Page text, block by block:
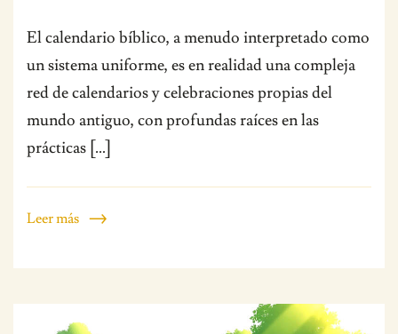
El calendario bíblico, a menudo interpretado como
un sistema uniforme, es en realidad una compleja
red de calendarios y celebraciones propias del
mundo antiguo, con profundas raíces en las
prácticas […]
Leer más